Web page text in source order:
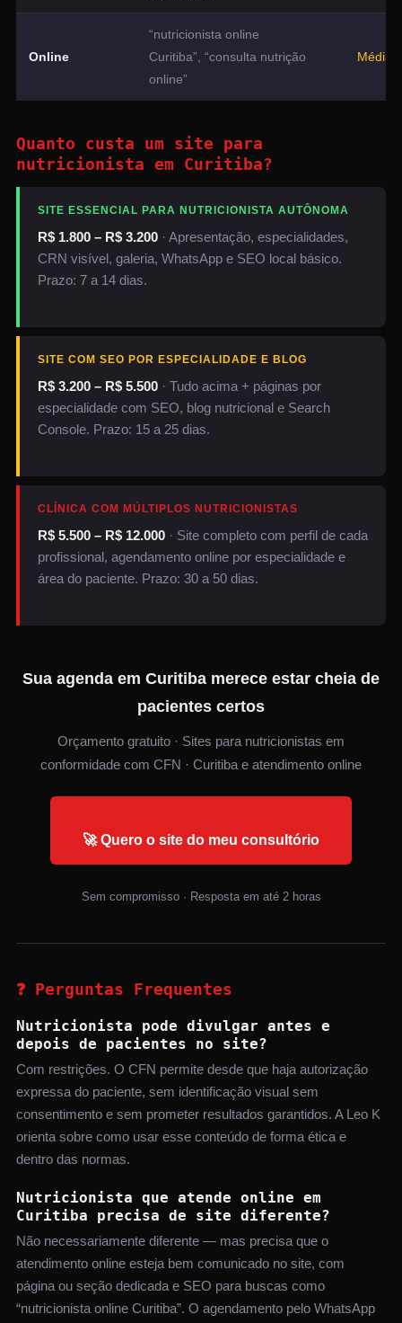
Online
“nutricionista online
Curitiba”, “consulta nutrição
online”
Média
Quanto custa um site para
nutricionista em Curitiba?
SITE ESSENCIAL PARA NUTRICIONISTA AUTÔNOMA
R$ 1.800 – R$ 3.200· Apresentação, especialidades,
CRN visível, galeria, WhatsApp e SEO local básico.
Prazo: 7 a 14 dias.
SITE COM SEO POR ESPECIALIDADE E BLOG
R$ 3.200 – R$ 5.500· Tudo acima + páginas por
especialidade com SEO, blog nutricional e Search
Console. Prazo: 15 a 25 dias.
CLÍNICA COM MÚLTIPLOS NUTRICIONISTAS
R$ 5.500 – R$ 12.000· Site completo com perfil de cada
profissional, agendamento online por especialidade e
área do paciente. Prazo: 30 a 50 dias.
Sua agenda em Curitiba merece estar cheia de
pacientes certos
Orçamento gratuito · Sites para nutricionistas em
conformidade com CFN · Curitiba e atendimento online
🚀 Quero o site do meu consultório
Sem compromisso · Resposta em até 2 horas
❓ Perguntas Frequentes
Nutricionista pode divulgar antes e
depois de pacientes no site?
Com restrições. O CFN permite desde que haja autorização
expressa do paciente, sem identificação visual sem
consentimento e sem prometer resultados garantidos. A Leo K
orienta sobre como usar esse conteúdo de forma ética e
dentro das normas.
Nutricionista que atende online em
Curitiba precisa de site diferente?
Não necessariamente diferente — mas precisa que o
atendimento online esteja bem comunicado no site, com
página ou seção dedicada e SEO para buscas como
“nutricionista online Curitiba”. O agendamento pelo WhatsApp